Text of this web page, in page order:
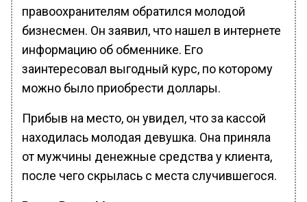
правоохранителям обратился молодой
бизнесмен. Он заявил, что нашел в интернете
информацию об обменнике. Его
заинтересовал выгодный курс, по которому
можно было приобрести доллары.
Прибыв на место, он увидел, что за кассой
находилась молодая девушка. Она приняла
от мужчины денежные средства у клиента,
после чего скрылась с места случившегося.